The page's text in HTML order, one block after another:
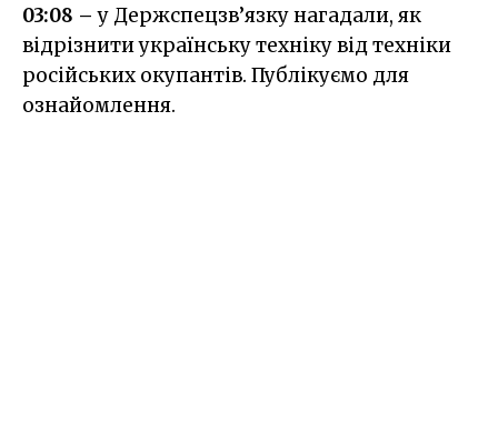
03:08 –у Держспецзв’язку нагадали, як
відрізнити українську техніку від техніки
російських окупантів. Публікуємо для
ознайомлення.